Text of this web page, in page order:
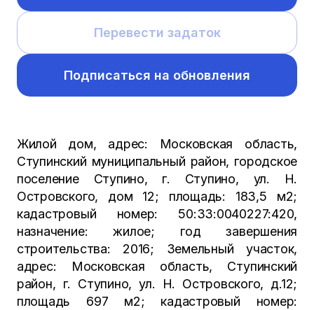
Перевести задаток
Подписаться на обновления
Жилой дом, адрес: Московская область,
Ступинский муниципальный район, городское
поселение Ступино, г. Ступино, ул. Н.
Островского, дом 12; площадь: 183,5 м2;
кадастровый номер: 50:33:0040227:420,
назначение: жилое; год завершения
строительства: 2016; Земельный участок,
адрес: Московская область, Ступинский
район, г. Ступино, ул. Н. Островского, д.12;
площадь 697 м2; кадастровый номер: